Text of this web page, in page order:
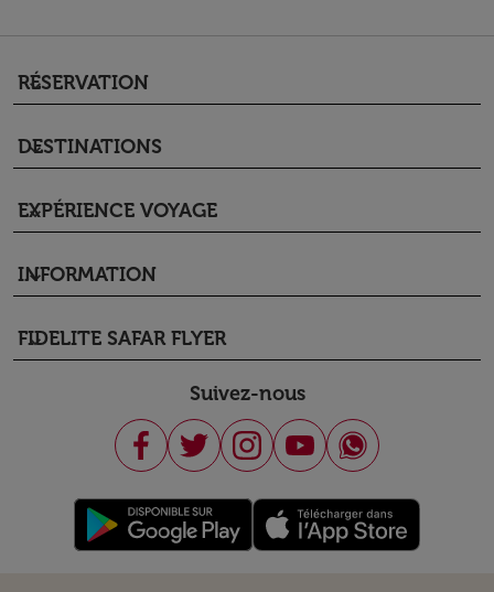
RÉSERVATION
keyboard_arrow_down
DESTINATIONS
keyboard_arrow_down
EXPÉRIENCE VOYAGE
keyboard_arrow_down
INFORMATION
keyboard_arrow_down
FIDELITE SAFAR FLYER
keyboard_arrow_down
Suivez-nous